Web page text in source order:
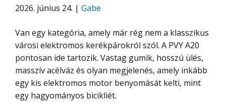
2026. június 24. | Gabe
Van egy kategória, amely már rég nem a klasszikus
városi elektromos kerékpárokról szól. A PVY A20
pontosan ide tartozik. Vastag gumik, hosszú ülés,
masszív acélváz és olyan megjelenés, amely inkább
egy kis elektromos motor benyomását kelti, mint
egy hagyományos bicikliét.